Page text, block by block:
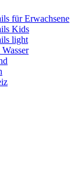
für Erwachsene
Kids
light